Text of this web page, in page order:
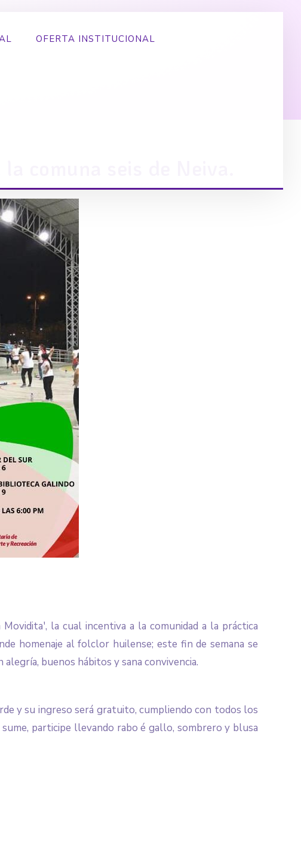
OFERTA INSTITUCIONAL
comuna seis de Neiva.
la cual incentiva a la comunidad a la práctica
homenaje al folclor huilense; este fin de semana se
buenos hábitos y sana convivencia.
y su ingreso será gratuito, cumpliendo con todos los
participe llevando rabo é gallo, sombrero y blusa